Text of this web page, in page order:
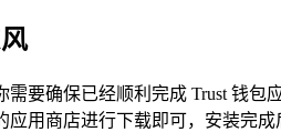
要确保已经顺利完成 Trust 钱包
用商店进行下载即可，安装完